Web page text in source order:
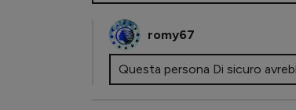
romy67
Questa persona Di sicuro